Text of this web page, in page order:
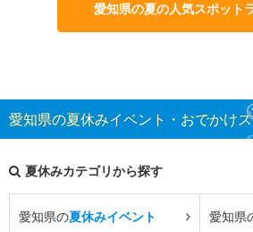
愛知県の夏の人気スポット
愛知県の夏休みイベント・おでかけ
夏休みカテゴリから探す
愛知県の夏休みイベント 愛知県